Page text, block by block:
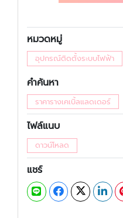
หมวดหมู่
อุปกรณ์ติดตั้งระบบไฟฟ้า
คำค้นหา
ราคารางเคเบิ้ลแลดเดอร์
ไฟล์แนบ
ดาวน์โหลด
แชร์